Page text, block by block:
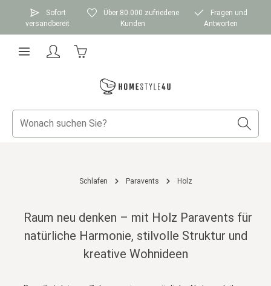
Zum Hauptinhalt springen
Sofort
versandbereit
Über 80.000 zufriedene
Kunden
Fragen und
Antworten
Schlafen Paravents Holz
Raum neu denken – mit Holz Paravents für
natürliche Harmonie, stilvolle Struktur und
kreative Wohnideen